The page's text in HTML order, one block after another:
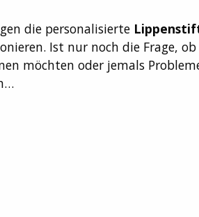
die personalisierte
Ist nur noch die Frage,
möchten oder jemals